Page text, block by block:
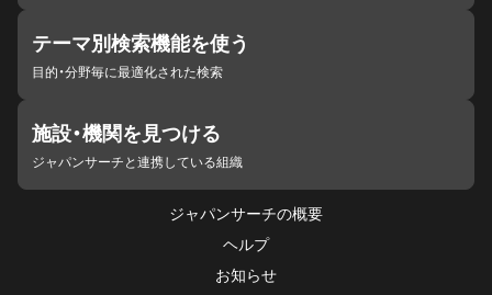
テーマ別検索機能を使う
目的・分野毎に最適化された検索
施設・機関を見つける
ジャパンサーチと連携している組織
ジャパンサーチの概要
ヘルプ
お知らせ